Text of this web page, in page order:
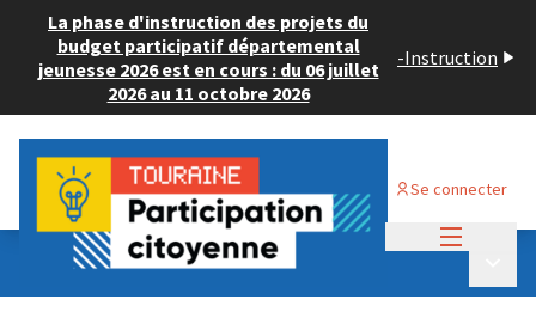
La phase d'instruction des projets du
budget participatif départemental
jeunesse 2026 est en cours : du 06 juillet
2026 au 11 octobre 2026
-Instruction
Se connecter
Budget Participatif ADULTE 2024
💡 Déposer un projet